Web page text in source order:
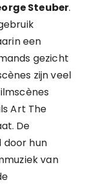
Steuber.
een
gezicht
zijn veel
Art The
De
door hun
van